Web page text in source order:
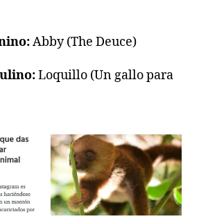
Abby (The Deuce)
Loquillo (Un gallo para